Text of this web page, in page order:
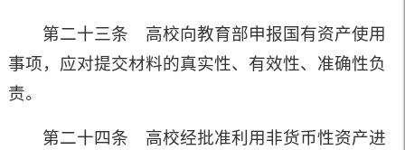
第二十三条 高校向教育部申报国有资产使用
事项，应对提交材料的真实性、有效性、准确性负
责。
第二十四条 高校经批准利用非货币性资产进